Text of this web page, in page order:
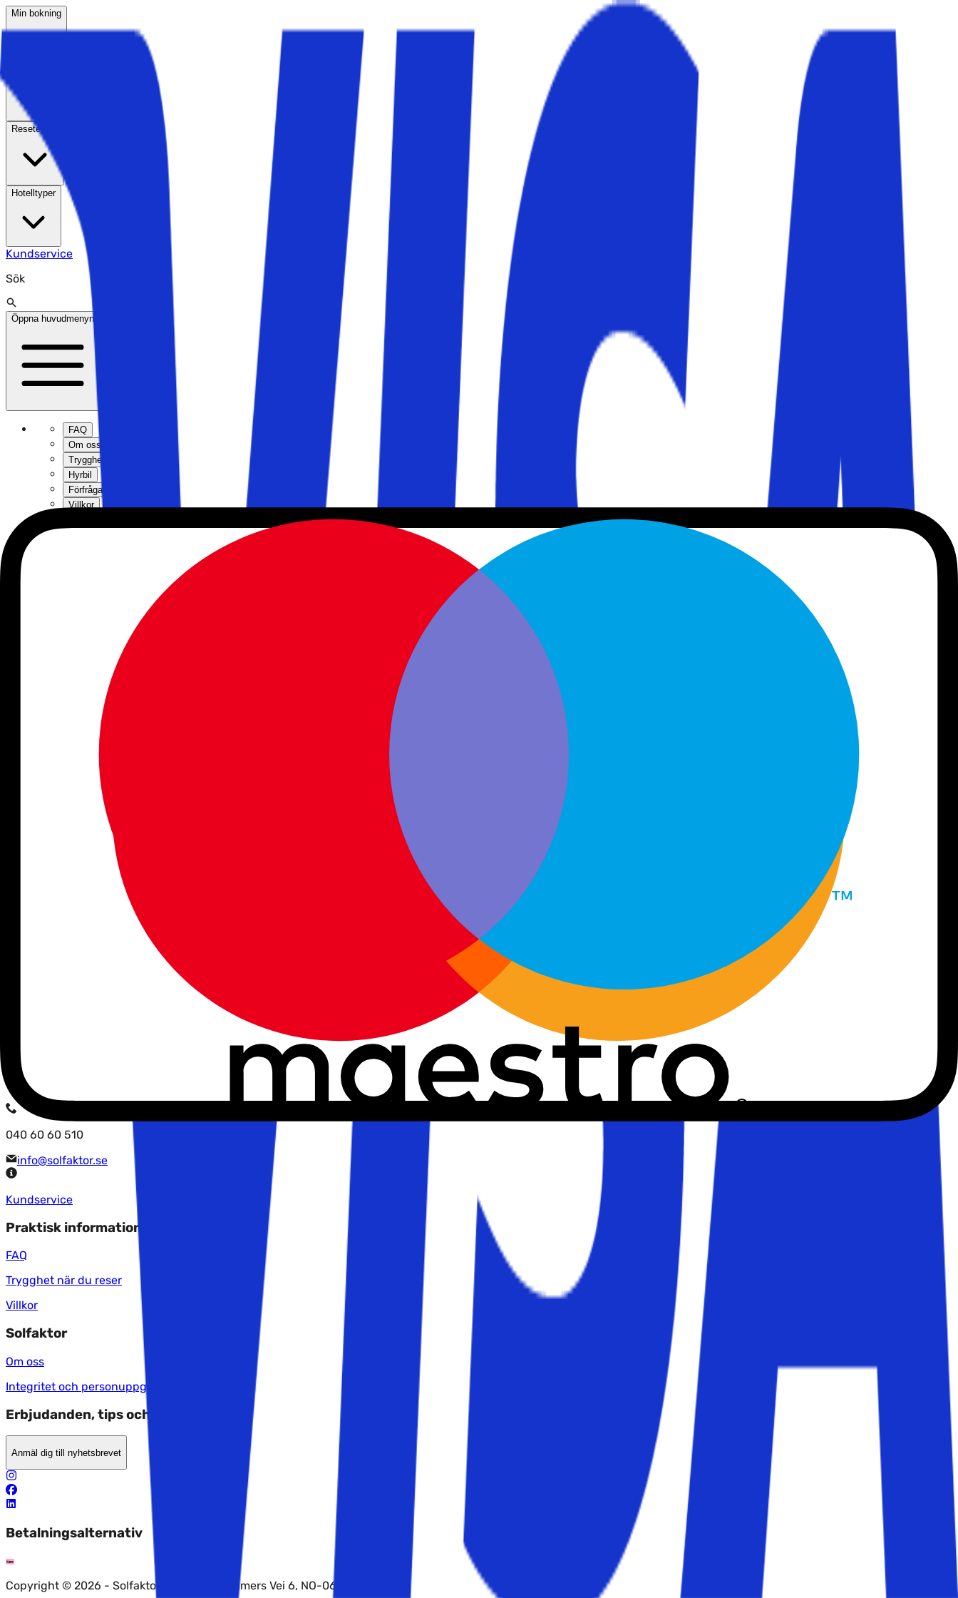
Min bokning
Reseteman
Hotelltyper
Kundservice
Sök
Öppna huvudmenyn
FAQ
Om oss
Trygghet när du reser
Hyrbil
Förfrågan
Villkor
Paketreselagen
Vi på Solfaktor följer alltid paketreselagen, vilket bl a innebär att skulle UD ändra sina direktiv och avråda från resor till det land du bokat din paketresa till, får du hela din resa
Boka tryggt - res tryggt
UD har sedan tidigare hävt sin avrådan för icke-nödvändiga resor till i stort sett alla länder. Detta är goda nyheter för dig som är sugen på en utlandssemester.
Du omfattas alltid av paketreselagen och resegarantin
Som kund hos Solfaktor omfattas du av både paketreselagen och resegarantin, enligt våra allmänna villkor, när du bokar en paketresa. Det är en trygghet som alla våra kunder
Återbetalning av paketresan
På Solfaktor kan du därför tryggt boka din paketresa. Om du bokar din resa när det inte finns någon avrådan från UD får du priset för resan återbetalad om UD skulle införa en
avrådan för din destination innan din avresa. Återbetalning av din inbetalda summa görs inom en vecka.
Avbeställningsskydd och reseförsäkring
Corona eller inte, så rekommenderar vi alltid att du är tillräckligt skyddad både före och under din semester. Corona har gjort att de allra flesta resenärer nu har koll på vad
deras reseförsäkring gäller för om något oväntat händer på hemmaplan eller nere på resmålet. På Solfaktor arbetar vi med en av branschens mest välkända och respekterade
försäkringsbolag inom reseförsäkringar, nämligen Gouda. De har även en rättvis och ett ytterst rimligt skydd om du t ex inte kan resa på grund av Corona, eller om du blir smittad
under semestern. Läs mer om Gouda och deras villkor gällande avbeställningsskydd och reseförsäkring på deras hemsida
Uppdaterat 16/1-22
Kontakta oss
040 60 60 510
info@solfaktor.se
Kundservice
Praktisk information
FAQ
Trygghet när du reser
Villkor
Solfaktor
Om oss
Integritet och personuppgiftspolicy
Erbjudanden, tips och nyheter?
Anmäl dig till nyhetsbrevet
Betalningsalternativ
Copyright © 2026 - Solfaktor AS, Fredrik Selmers Vei 6, NO-0663 Oslo